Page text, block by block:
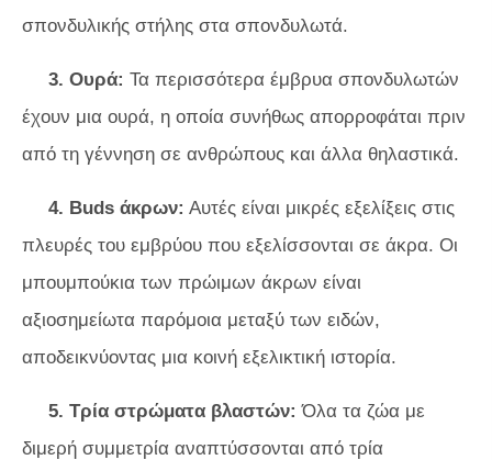
σπονδυλικής στήλης στα σπονδυλωτά.
3. Ουρά: Τα περισσότερα έμβρυα σπονδυλωτών
έχουν μια ουρά, η οποία συνήθως απορροφάται πριν
από τη γέννηση σε ανθρώπους και άλλα θηλαστικά.
4. Buds άκρων: Αυτές είναι μικρές εξελίξεις στις
πλευρές του εμβρύου που εξελίσσονται σε άκρα. Οι
μπουμπούκια των πρώιμων άκρων είναι
αξιοσημείωτα παρόμοια μεταξύ των ειδών,
αποδεικνύοντας μια κοινή εξελικτική ιστορία.
5. Τρία στρώματα βλαστών: Όλα τα ζώα με
διμερή συμμετρία αναπτύσσονται από τρία